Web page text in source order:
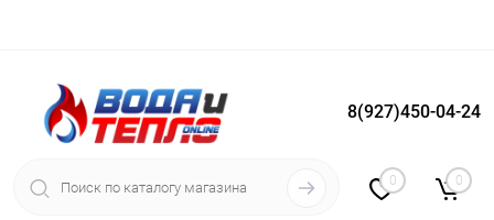
Вход Регистрация
8(927)450-04-24
0 0